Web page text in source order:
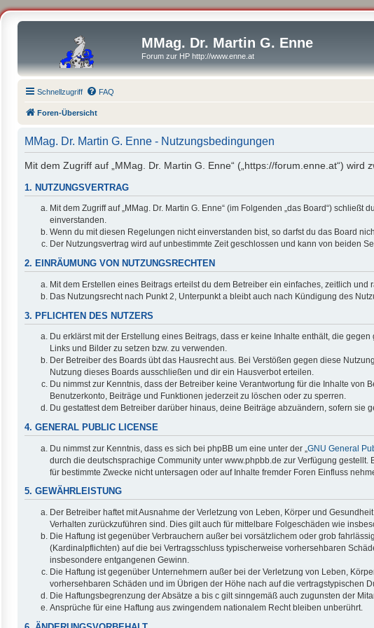
MMag. Dr. Martin G. Enne
Forum zur HP http://www.enne.at
Schnellzugriff FAQ
Foren-Übersicht
MMag. Dr. Martin G. Enne - Nutzungsbedingungen
Mit dem Zugriff auf „MMag. Dr. Martin G. Enne“ („https://forum.enne.at“)
1. NUTZUNGSVERTRAG
Mit dem Zugriff auf „MMag. Dr. Martin G. Enne“ (im Folgenden „das Board“)
einverstanden.
Wenn du mit diesen Regelungen nicht einverstanden bist, so darfst du das Board
Der Nutzungsvertrag wird auf unbestimmte Zeit geschlossen und kann von beiden
2. EINRÄUMUNG VON NUTZUNGSRECHTEN
Mit dem Erstellen eines Beitrags erteilst du dem Betreiber ein einfaches, zeitlich
Das Nutzungsrecht nach Punkt 2, Unterpunkt a bleibt auch nach Kündigung des
3. PFLICHTEN DES NUTZERS
Du erklärst mit der Erstellung eines Beitrags, dass er keine Inhalte enthält, die
Links und Bilder zu setzen bzw. zu verwenden.
Der Betreiber des Boards übt das Hausrecht aus. Bei Verstößen gegen diese
Nutzung dieses Boards ausschließen und dir ein Hausverbot erteilen.
Du nimmst zur Kenntnis, dass der Betreiber keine Verantwortung für die Inhalte
Benutzerkonto, Beiträge und Funktionen jederzeit zu löschen oder zu sperren.
Du gestattest dem Betreiber darüber hinaus, deine Beiträge abzuändern, sofern
4. GENERAL PUBLIC LICENSE
Du nimmst zur Kenntnis, dass es sich bei phpBB um eine unter der „ GNU General
durch die deutschsprachige Community unter www.phpbb.de zur Verfügung
für bestimmte Zwecke nicht untersagen oder auf Inhalte fremder Foren Einfluss
5. GEWÄHRLEISTUNG
Der Betreiber haftet mit Ausnahme der Verletzung von Leben, Körper und
Verhalten zurückzuführen sind. Dies gilt auch für mittelbare Folgeschäden wie
Die Haftung ist gegenüber Verbrauchern außer bei vorsätzlichem oder grob
(Kardinalpflichten) auf die bei Vertragsschluss typischerweise vorhersehbaren
insbesondere entgangenen Gewinn.
Die Haftung ist gegenüber Unternehmern außer bei der Verletzung von Leben,
vorhersehbaren Schäden und im Übrigen der Höhe nach auf die vertragstypischen
Die Haftungsbegrenzung der Absätze a bis c gilt sinngemäß auch zugunsten der
Ansprüche für eine Haftung aus zwingendem nationalem Recht bleiben unberührt.